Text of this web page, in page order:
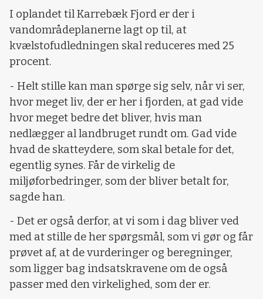
I oplandet til Karrebæk Fjord er der i
vandområdeplanerne lagt op til, at
kvælstofudledningen skal reduceres med 25
procent.
- Helt stille kan man spørge sig selv, når vi ser,
hvor meget liv, der er her i fjorden, at gad vide
hvor meget bedre det bliver, hvis man
nedlægger al landbruget rundt om. Gad vide
hvad de skatteydere, som skal betale for det,
egentlig synes. Får de virkelig de
miljøforbedringer, som der bliver betalt for,
sagde han.
- Det er også derfor, at vi som i dag bliver ved
med at stille de her spørgsmål, som vi gør og får
prøvet af, at de vurderinger og beregninger,
som ligger bag indsatskravene om de også
passer med den virkelighed, som der er.